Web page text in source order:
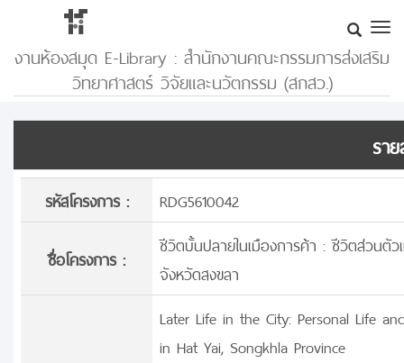
งานห้องสมุด E-Library : สำนักงานคณะกรรมการส่งเสริม
วิทยาศาสตร์ วิจัยและนวัตกรรม (สกสว.)
รา
รหัสโครงการ : RDG5610042
ชื่อโครงการ :
ชีวิตบั้นปลายในเมืองการค้า : ชีวิตส่วนตั
จังหวัดสงขลา
Later Life in the City: Personal Life
in Hat Yai, Songkhla Province